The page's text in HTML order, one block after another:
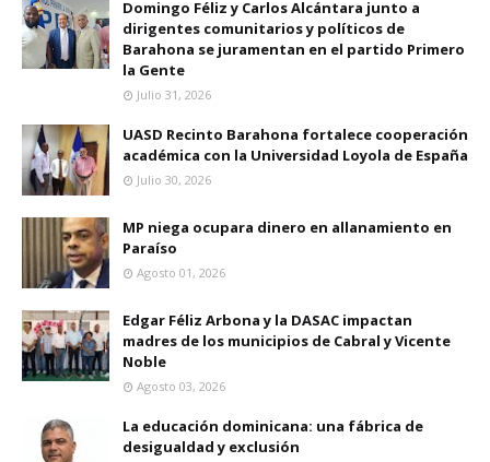
Domingo Féliz y Carlos Alcántara junto a
dirigentes comunitarios y políticos de
Barahona se juramentan en el partido Primero
la Gente
Julio 31, 2026
UASD Recinto Barahona fortalece cooperación
académica con la Universidad Loyola de España
Julio 30, 2026
MP niega ocupara dinero en allanamiento en
Paraíso
Agosto 01, 2026
Edgar Féliz Arbona y la DASAC impactan
madres de los municipios de Cabral y Vicente
Noble
Agosto 03, 2026
La educación dominicana: una fábrica de
desigualdad y exclusión